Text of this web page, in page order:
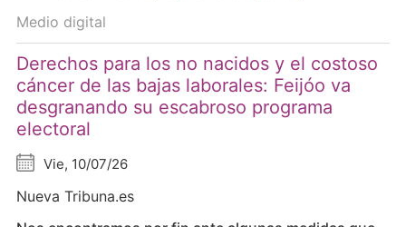
Medio digital
Derechos para los no nacidos y el costoso
cáncer de las bajas laborales: Feijóo va
desgranando su escabroso programa
electoral
Vie, 10/07/26
Nueva Tribuna.es